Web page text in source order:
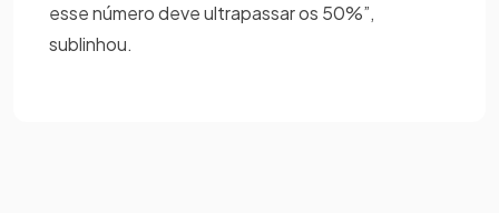
esse número deve ultrapassar os 50%”,
sublinhou.